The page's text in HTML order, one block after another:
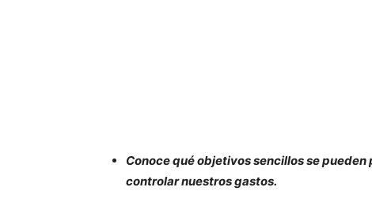
Conoce qué objetivos sencillos se
controlar nuestros gastos.